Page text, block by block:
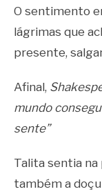
O sentimento
lágrimas que
presente,
Afinal,
mundo
sente”
Talita sentia
também a